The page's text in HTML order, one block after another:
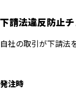
下請法違反防止
自社の取引が下請法
発注時